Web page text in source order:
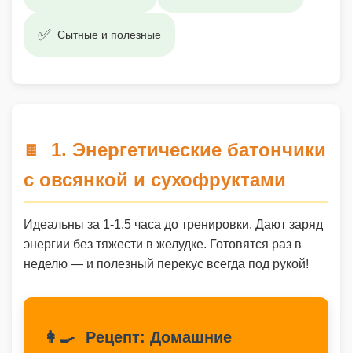
✅ Сытные и полезные
🍫
1. Энергетические батончики
с овсянкой и сухофруктами
Идеальны за 1-1,5 часа до тренировки. Дают заряд
энергии без тяжести в желудке. Готовятся раз в
неделю — и полезный перекус всегда под рукой!
👩‍🍳
Рецепт: Домашние